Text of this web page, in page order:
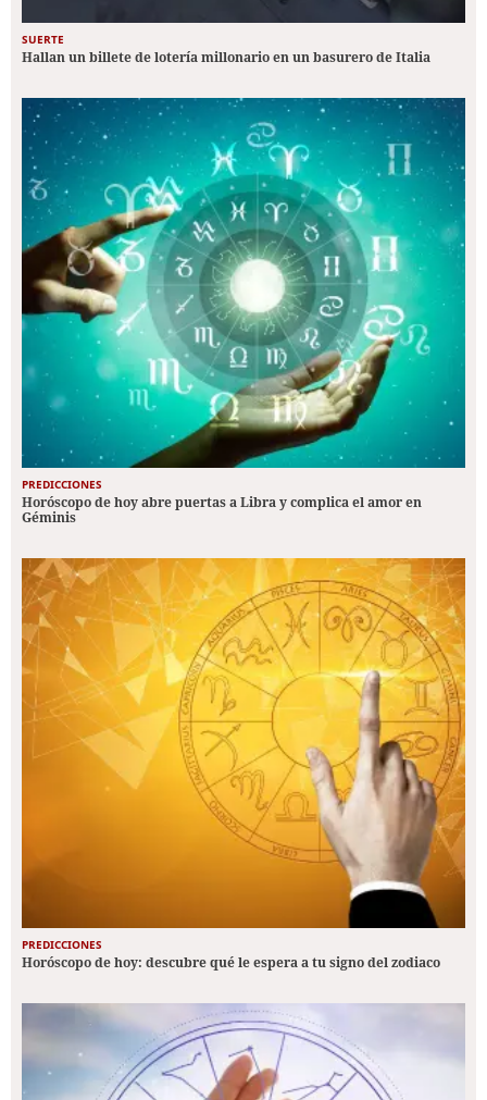
SUERTE
Hallan un billete de lotería millonario en un basurero de Italia
PREDICCIONES
Horóscopo de hoy abre puertas a Libra y complica el amor en
Géminis
PREDICCIONES
Horóscopo de hoy: descubre qué le espera a tu signo del zodiaco